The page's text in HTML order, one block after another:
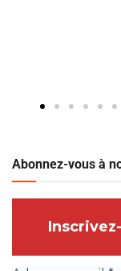
Abonnez-vous à